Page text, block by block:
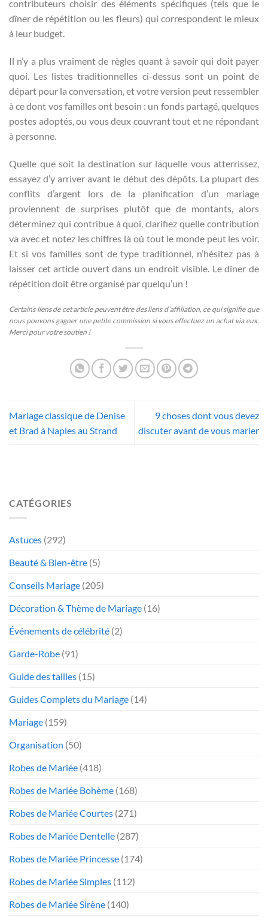
contributeurs choisir des éléments spécifiques (tels que le
dîner de répétition ou les fleurs) qui correspondent le mieux
à leur budget.
Il n’y a plus vraiment de règles quant à savoir qui doit payer
quoi. Les listes traditionnelles ci-dessus sont un point de
départ pour la conversation, et votre version peut ressembler
à ce dont vos familles ont besoin : un fonds partagé, quelques
postes adoptés, ou vous deux couvrant tout et ne répondant
à personne.
Quelle que soit la destination sur laquelle vous atterrissez,
essayez d’y arriver avant le début des dépôts. La plupart des
conflits d’argent lors de la planification d’un mariage
proviennent de surprises plutôt que de montants, alors
déterminez qui contribue à quoi, clarifiez quelle contribution
va avec et notez les chiffres là où tout le monde peut les voir.
Et si vos familles sont de type traditionnel, n’hésitez pas à
laisser cet article ouvert dans un endroit visible. Le dîner de
répétition doit être organisé par quelqu’un !
Certains liens de cet article peuvent être des liens d’affiliation, ce qui signifie que
nous pouvons gagner une petite commission si vous effectuez un achat via eux.
Merci pour votre soutien !
Mariage classique de Denise
et Brad à Naples au Strand
9 choses dont vous devez
discuter avant de vous marier
CATÉGORIES
Astuces (292)
Beauté & Bien-être (5)
Conseils Mariage (205)
Décoration & Thème de Mariage (16)
Événements de célébrité (2)
Garde-Robe (91)
Guide des tailles (15)
Guides Complets du Mariage (14)
Mariage (159)
Organisation (50)
Robes de Mariée (418)
Robes de Mariée Bohème (168)
Robes de Mariée Courtes (271)
Robes de Mariée Dentelle (287)
Robes de Mariée Princesse (174)
Robes de Mariée Simples (112)
Robes de Mariée Sirène (140)